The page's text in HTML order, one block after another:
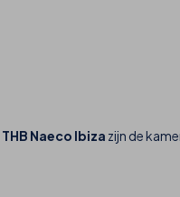
THB Naeco Ibiza zijn de